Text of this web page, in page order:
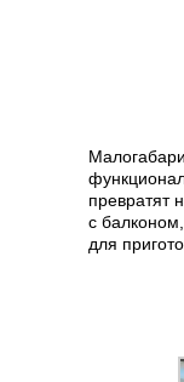
превратят
с
для